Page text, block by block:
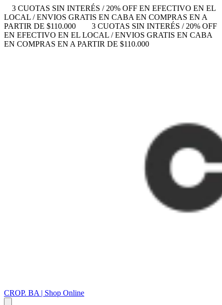
3 CUOTAS SIN INTERÉS / 20% OFF EN EFECTIVO EN EL
LOCAL / ENVIOS GRATIS EN CABA EN COMPRAS EN A
PARTIR DE $110.000
3 CUOTAS SIN INTERÉS / 20% OFF
EN EFECTIVO EN EL LOCAL / ENVIOS GRATIS EN CABA
EN COMPRAS EN A PARTIR DE $110.000
CROP. BA | Shop Online